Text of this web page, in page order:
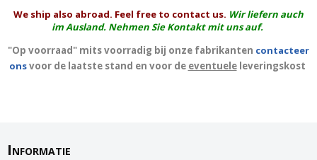
We ship also abroad. Feel free to contact us. Wir liefern auch
im Ausland. Nehmen Sie Kontakt mit uns auf.
"Op voorraad" mits voorradig bij onze fabrikanten contacteer
onsvoor de laatste stand en voor de eventueleleveringskost
Informatie